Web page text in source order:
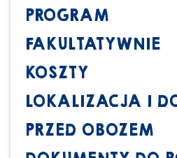
PROGRAM
FAKULTATYWNIE
KOSZTY
LOKALIZACJA I
PRZED OBOZEM